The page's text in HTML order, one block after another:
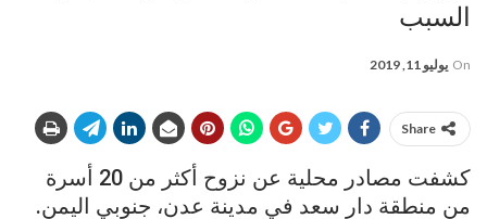
السبب
On يوليو 11, 2019
Share
كشفت مصادر محلية عن نزوح أكثر من 20 أسرة
من منطقة دار سعد في مدينة عدن، جنوبي اليمن.